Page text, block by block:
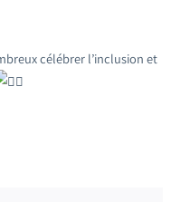
célébrer l’inclusion et